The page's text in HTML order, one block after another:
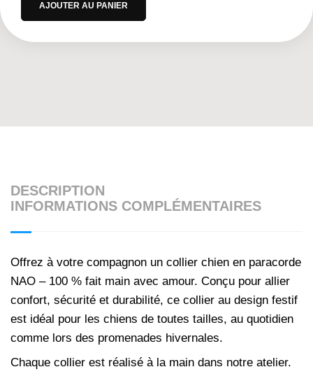
AJOUTER AU PANIER
DESCRIPTION
INFORMATIONS COMPLÉMENTAIRES
Offrez à votre compagnon un collier chien en paracorde
NAO – 100 % fait main avec amour. Conçu pour allier
confort, sécurité et durabilité, ce collier au design festif
est idéal pour les chiens de toutes tailles, au quotidien
comme lors des promenades hivernales.
Chaque collier est réalisé à la main dans notre atelier.